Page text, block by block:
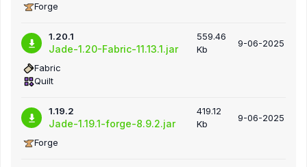
Forge
1.20.1
Jade-1.20-Fabric-11.13.1.jar
Fabric
Quilt
559.46
Kb
9-06-2025
1.19.2
Jade-1.19.1-forge-8.9.2.jar
Forge
419.12
Kb
9-06-2025